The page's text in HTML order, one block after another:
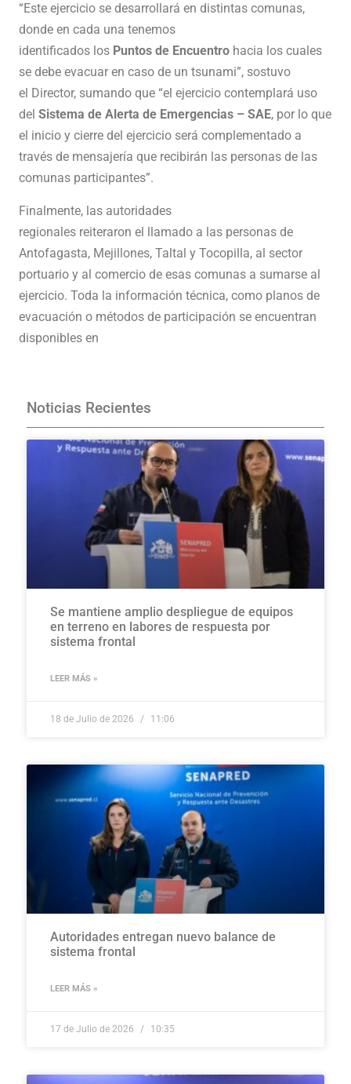
“Este ejercicio se desarrollará en distintas comunas,
donde en cada una tenemos
identificados los Puntos de Encuentro hacia los cuales
se debe evacuar en caso de un tsunami”, sostuvo
el Director, sumando que “el ejercicio contemplará uso
del Sistema de Alerta de Emergencias – SAE, por lo que
el inicio y cierre del ejercicio será complementado a
través de mensajería que recibirán las personas de las
comunas participantes”.
Finalmente, las autoridades
regionales reiteraron el llamado a las personas de
Antofagasta, Mejillones, Taltal y Tocopilla, al sector
portuario y al comercio de esas comunas a sumarse al
ejercicio. Toda la información técnica, como planos de
evacuación o métodos de participación se encuentran
disponibles en
Noticias Recientes
Se mantiene amplio despliegue de equipos
en terreno en labores de respuesta por
sistema frontal
LEER MÁS »
18 de Julio de 2026 11:06
Autoridades entregan nuevo balance de
sistema frontal
LEER MÁS »
17 de Julio de 2026 10:35